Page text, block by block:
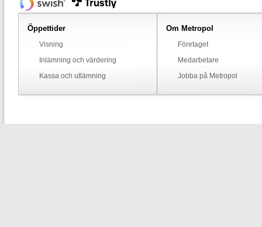
Öppettider
Visning
Inlämning och värdering
Kassa och utlämning
Om Metropol
Företaget
Medarbetare
Jobba på Metropol